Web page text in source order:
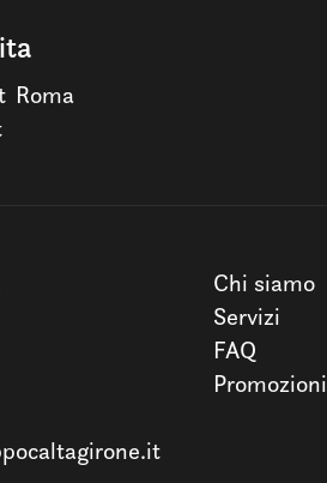
Roma
Chi siamo
Servizi
FAQ
Promozioni